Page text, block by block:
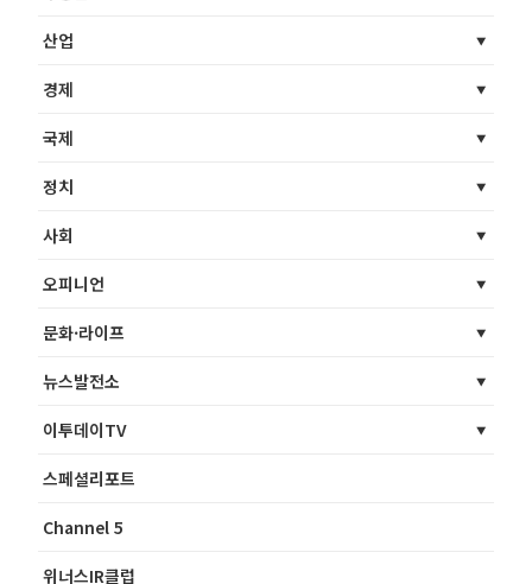
산업
경제
국제
정치
사회
오피니언
문화·라이프
뉴스발전소
이투데이TV
스페셜리포트
Channel 5
위너스IR클럽